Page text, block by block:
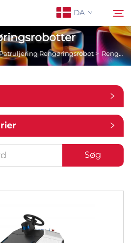
DA
Patruljering Rengøringsrobot > Rengøringsrobotter
Søg